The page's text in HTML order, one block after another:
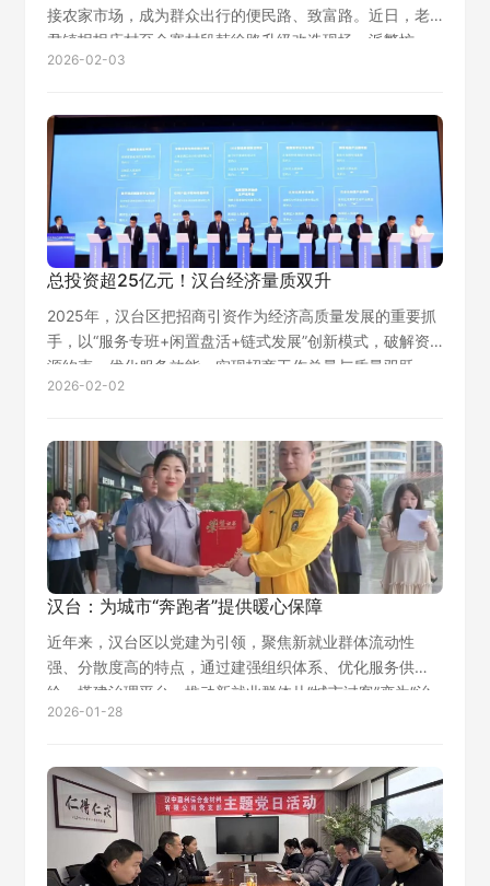
接农家市场，成为群众出行的便民路、致富路。近日，老
君镇拐拐店村至金寨村段韩徐路升级改造现场一派繁忙，
路面铣刨、清缝、灌缝等协同作业，坑洼破损病害全面治
2026-02-03
总投资超25亿元！汉台经济量质双升
2025年，汉台区把招商引资作为经济高质量发展的重要抓
手，以“服务专班+闲置盘活+链式发展”创新模式，破解资
源约束、优化服务效能，实现招商工作总量与质量双跃
升。全年签约项目81个，总投资25.09亿元，开工率达
2026-02-02
汉台：为城市“奔跑者”提供暖心保障
近年来，汉台区以党建为引领，聚焦新就业群体流动性
强、分散度高的特点，通过建强组织体系、优化服务供
给、搭建治理平台，推动新就业群体从“城市过客”变为“治
理参与者”，构建起共建共治共享的基层治理新格局。 “流
2026-01-28